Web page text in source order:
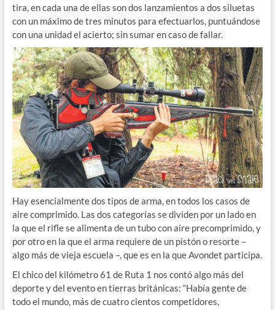
tira, en cada una de ellas son dos lanzamientos a dos siluetas
con un máximo de tres minutos para efectuarlos, puntuándose
con una unidad el acierto; sin sumar en caso de fallar.
Hay esencialmente dos tipos de arma, en todos los casos de
aire comprimido. Las dos categorías se dividen por un lado en
la que el rifle se alimenta de un tubo con aire precomprimido, y
por otro en la que el arma requiere de un pistón o resorte –
algo más de vieja escuela –, que es en la que Avondet participa.
El chico del kilómetro 61 de Ruta 1 nos contó algo más del
deporte y del evento en tierras británicas: “Había gente de
todo el mundo, más de cuatro cientos competidores,